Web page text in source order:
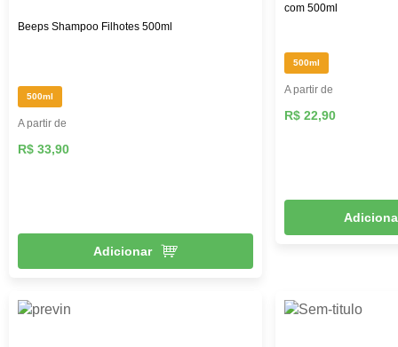
Beeps Shampoo Filhotes 500ml
500ml
A partir de
R$ 33,90
Adicionar
com 500ml
500ml
A partir de
R$ 22,90